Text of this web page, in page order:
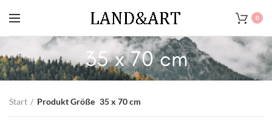
0
35 x 70 cm
Start Produkt Größe 35 x 70 cm